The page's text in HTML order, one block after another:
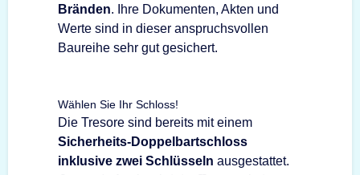
Bränden. Ihre Dokumenten, Akten und
Werte sind in dieser anspruchsvollen
Baureihe sehr gut gesichert.
Wählen Sie Ihr Schloss!
Die Tresore sind bereits mit einem
Sicherheits-Doppelbartschloss
inklusive zwei Schlüsseln ausgestattet.